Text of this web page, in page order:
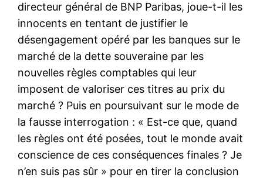
directeur général de BNP Paribas, joue-t-il les
innocents en tentant de justifier le
désengagement opéré par les banques sur le
marché de la dette souveraine par les
nouvelles règles comptables qui leur
imposent de valoriser ces titres au prix du
marché ? Puis en poursuivant sur le mode de
la fausse interrogation : « Est-ce que, quand
les règles ont été posées, tout le monde avait
conscience de ces conséquences finales ? Je
n’en suis pas sûr » pour en tirer la conclusion